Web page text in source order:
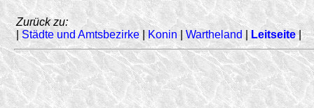
Zurück zu:
| Städte und Amtsbezirke|Konin|Wartheland | Leitseite|